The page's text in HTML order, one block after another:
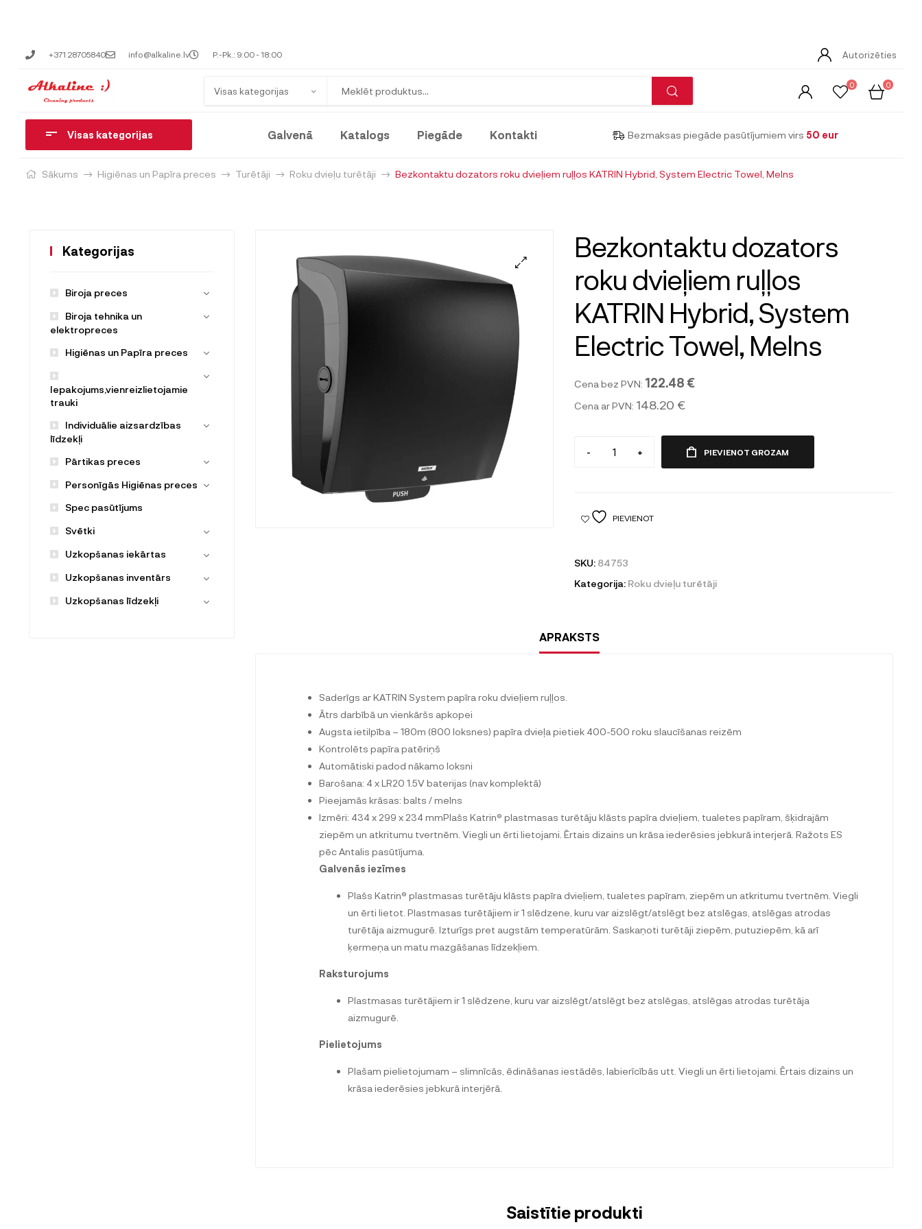
+371 28705840 info@alkaline.lv P.-Pk.: 9:00 - 18:00 Autorizēties
Visas kategorijas
0 0
Visas kategorijas Galvenā Katalogs Piegāde Kontakti Bezmaksas piegāde pasūtījumiem virs 50 eur
Sākums Higiēnas un Papīra preces Turētāji Roku dvieļu turētāji Bezkontaktu dozators roku dvieļiem ruļļos KATRIN Hybrid, System Electric Towel, Melns
Bezkontaktu dozators
roku dvieļiem ruļļos
KATRIN Hybrid, System
Electric Towel, Melns
Cena bez PVN: 122.48 €
Cena ar PVN: 148.20 €
- + PIEVIENOT GROZAM
PIEVIENOT
SKU: 84753
Kategorija: Roku dvieļu turētāji
APRAKSTS
Saderīgs ar KATRIN System papīra roku dvieļiem ruļļos.
Ātrs darbībā un vienkāršs apkopei
Augsta ietilpība – 180m (800 loksnes) papīra dvieļa pietiek 400-500 roku slaucīšanas reizēm
Kontrolēts papīra patēriņš
Automātiski padod nākamo loksni
Barošana: 4 x LR20 1.5V baterijas (nav komplektā)
Pieejamās krāsas: balts / melns
Izmēri: 434 x 299 x 234 mmPlašs Katrin® plastmasas turētāju klāsts papīra dvieļiem, tualetes papīram, šķidrajām
ziepēm un atkritumu tvertnēm. Viegli un ērti lietojami. Ērtais dizains un krāsa iederēsies jebkurā interjerā. Ražots ES
pēc Antalis pasūtījuma.
Galvenās iezīmes
Plašs Katrin® plastmasas turētāju klāsts papīra dvieļiem, tualetes papīram, ziepēm un atkritumu tvertnēm. Viegli
un ērti lietot. Plastmasas turētājiem ir 1 slēdzene, kuru var aizslēgt/atslēgt bez atslēgas, atslēgas atrodas
turētāja aizmugurē. Izturīgs pret augstām temperatūrām. Saskaņoti turētāji ziepēm, putuziepēm, kā arī
ķermeņa un matu mazgāšanas līdzekļiem.
Raksturojums
Plastmasas turētājiem ir 1 slēdzene, kuru var aizslēgt/atslēgt bez atslēgas, atslēgas atrodas turētāja
aizmugurē.
Pielietojums
Plašam pielietojumam – slimnīcās, ēdināšanas iestādēs, labierīcībās utt. Viegli un ērti lietojami. Ērtais dizains un
krāsa iederēsies jebkurā interjērā.
Saistītie produkti
Kategorijas
Biroja preces
Biroja tehnika un
elektropreces
Higiēnas un Papīra preces
Iepakojums,vienreizlietojamie
trauki
Individuālie aizsardzības
līdzekļi
Pārtikas preces
Personīgās Higiēnas preces
Spec pasūtījums
Svētki
Uzkopšanas iekārtas
Uzkopšanas inventārs
Uzkopšanas līdzekļi